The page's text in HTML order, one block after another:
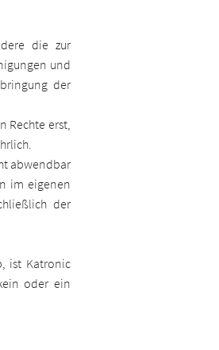
die zur
und
der
Rechte erst,
abwendbar
im eigenen
der
ist Katronic
oder ein